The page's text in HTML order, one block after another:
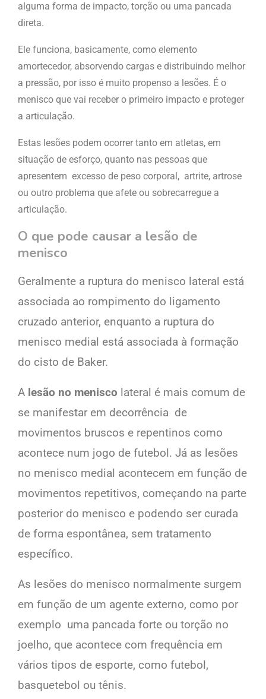
alguma forma de impacto, torção ou uma pancada
direta.
Ele funciona, basicamente, como elemento
amortecedor, absorvendo cargas e distribuindo melhor
a pressão, por isso é muito propenso a lesões. É o
menisco que vai receber o primeiro impacto e proteger
a articulação.
Estas lesões podem ocorrer tanto em atletas, em
situação de esforço, quanto nas pessoas que
apresentem excesso de peso corporal, artrite, artrose
ou outro problema que afete ou sobrecarregue a
articulação.
O que pode causar a lesão de
menisco
Geralmente a ruptura do menisco lateral está
associada ao rompimento do ligamento
cruzado anterior, enquanto a ruptura do
menisco medial está associada à formação
do cisto de Baker.
A lesão no menisco lateral é mais comum de
se manifestar em decorrência de
movimentos bruscos e repentinos como
acontece num jogo de futebol. Já as lesões
no menisco medial acontecem em função de
movimentos repetitivos, começando na parte
posterior do menisco e podendo ser curada
de forma espontânea, sem tratamento
específico.
As lesões do menisco normalmente surgem
em função de um agente externo, como por
exemplo uma pancada forte ou torção no
joelho, que acontece com frequência em
vários tipos de esporte, como futebol,
basquetebol ou tênis.